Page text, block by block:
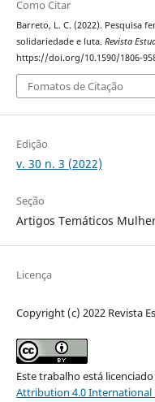
Como Citar
Barreto, L. C. (2022). Pesquisa
solidariedade e luta. Revista
https://doi.org/10.1590/1806-
Fomatos de Citação
Edição
v. 30 n. 3 (2022)
Seção
Artigos Temáticos
Licença
Copyright (c) 2022 Revista
Este trabalho está
Attribution 4.0 International